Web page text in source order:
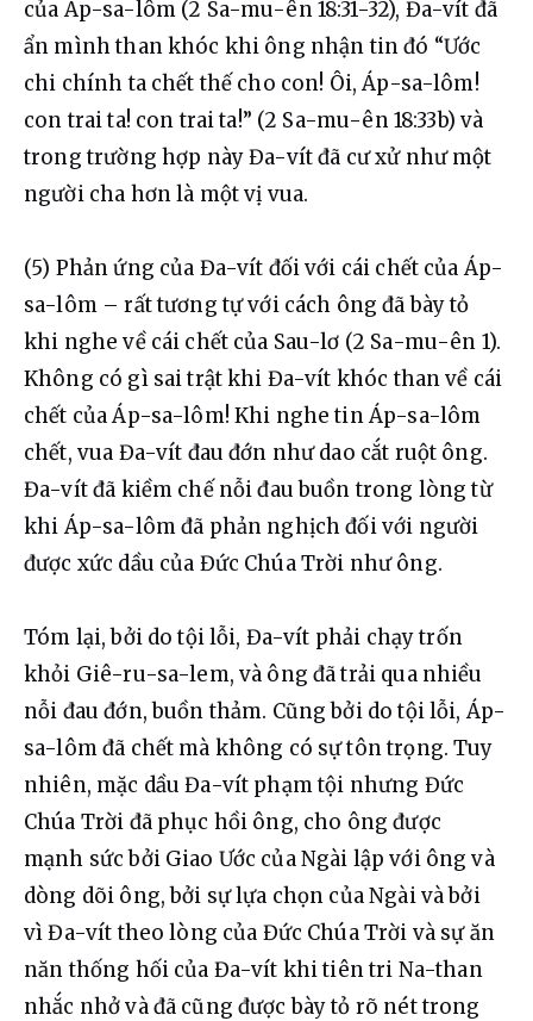
của Áp-sa-lôm (2 Sa-mu-ên 18:31-32), Đa-vít đã
ẩn mình than khóc khi ông nhận tin đó “Ước
chi chính ta chết thế cho con! Ôi, Áp-sa-lôm!
con trai ta! con trai ta!” (2 Sa-mu-ên 18:33b) và
trong trường hợp này Đa-vít đã cư xử như một
người cha hơn là một vị vua.
(5) Phản ứng của Đa-vít đối với cái chết của Áp-
sa-lôm – rất tương tự với cách ông đã bày tỏ
khi nghe về cái chết của Sau-lơ (2 Sa-mu-ên 1).
Không có gì sai trật khi Đa-vít khóc than về cái
chết của Áp-sa-lôm! Khi nghe tin Áp-sa-lôm
chết, vua Đa-vít đau đớn như dao cắt ruột ông.
Đa-vít đã kiềm chế nỗi đau buồn trong lòng từ
khi Áp-sa-lôm đã phản nghịch đối với người
được xức dầu của Đức Chúa Trời như ông.
Tóm lại, bởi do tội lỗi, Đa-vít phải chạy trốn
khỏi Giê-ru-sa-lem, và ông đã trải qua nhiều
nỗi đau đớn, buồn thảm. Cũng bởi do tội lỗi, Áp-
sa-lôm đã chết mà không có sự tôn trọng. Tuy
nhiên, mặc dầu Đa-vít phạm tội nhưng Đức
Chúa Trời đã phục hồi ông, cho ông được
mạnh sức bởi Giao Ước của Ngài lập với ông và
dòng dõi ông, bởi sự lựa chọn của Ngài và bởi
vì Đa-vít theo lòng của Đức Chúa Trời và sự ăn
năn thống hối của Đa-vít khi tiên tri Na-than
nhắc nhở và đã cũng được bày tỏ rõ nét trong